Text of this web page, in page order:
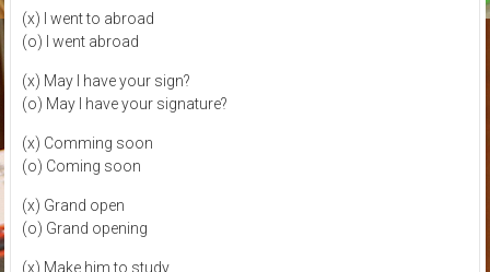
(x) I went to abroad
(o) I went abroad
(x) May I have your sign?
(o) May I have your signature?
(x) Comming soon
(o) Coming soon
(x) Grand open
(o) Grand opening
(x) Make him to study